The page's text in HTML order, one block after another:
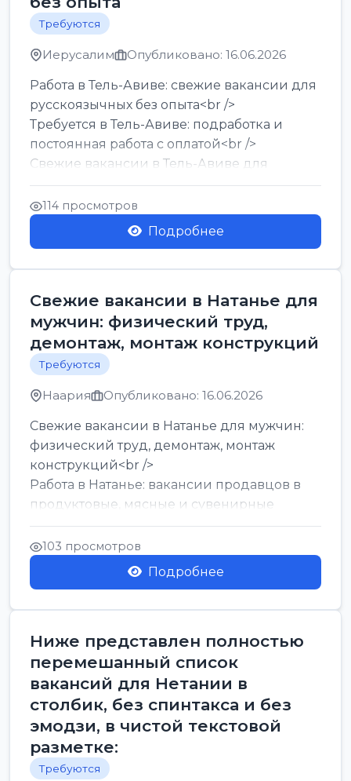
Требуются
Иерусалим Опубликовано: 16.06.2026
Работа в Тель-Авиве: свежие вакансии для
русскоязычных без опыта<br />
Требуется в Тель-Авиве: подработка и
постоянная работа с оплатой<br />
Свежие вакансии в Тель-Авиве для
мужчин и женщин от хозя...
114 просмотров
Подробнее
Свежие вакансии в Натанье для
мужчин: физический труд,
демонтаж, монтаж конструкций
Требуются
Наария Опубликовано: 16.06.2026
Свежие вакансии в Натанье для мужчин:
физический труд, демонтаж, монтаж
конструкций<br />
Работа в Натанье: вакансии продавцов в
продуктовые, мясные и сувенирные
лавки<br />
Разнорабочий на сборку м...
103 просмотров
Подробнее
Ниже представлен полностью
перемешанный список
вакансий для Нетании в
столбик, без спинтакса и без
эмодзи, в чистой текстовой
разметке:
Требуются